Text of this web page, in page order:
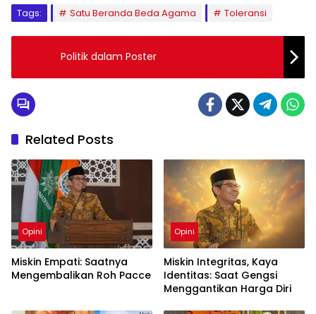
Tags: Satu Beranda Beda Agama Toleransi
Politik dalam Poster
Related Posts
Opini
Miskin Empati: Saatnya
Mengembalikan Roh Pacce
Opini
Miskin Integritas, Kaya
Identitas: Saat Gengsi
Menggantikan Harga Diri